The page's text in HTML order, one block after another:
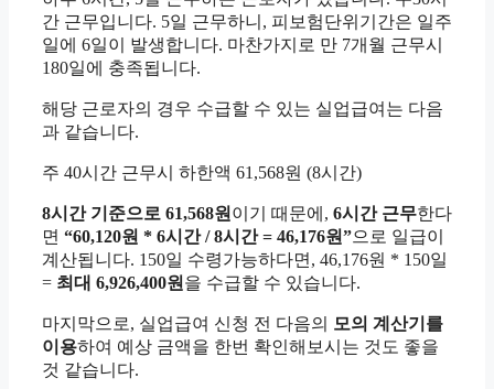
간 근무입니다. 5일 근무하니, 피보험단위기간은 일주
일에 6일이 발생합니다. 마찬가지로 만 7개월 근무시
180일에 충족됩니다.
해당 근로자의 경우 수급할 수 있는 실업급여는 다음
과 같습니다.
주 40시간 근무시 하한액 61,568원 (8시간)
8시간 기준으로 61,568원 이기 때문에, 6시간 근무한다
면 “60,120원 * 6시간 / 8시간 = 46,176원”으로 일급이
계산됩니다. 150일 수령가능하다면, 46,176원 * 150일
= 최대 6,926,400원 을 수급할 수 있습니다.
마지막으로, 실업급여 신청 전 다음의 모의 계산기를
이용하여 예상 금액을 한번 확인해보시는 것도 좋을
것 같습니다.